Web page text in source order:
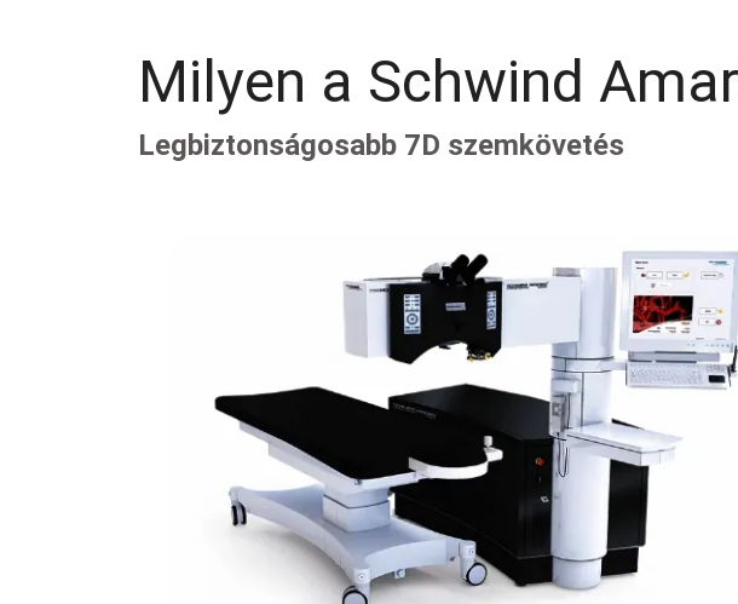
Milyen a Schwind
Legbiztonságosabb 7D szemkövetés